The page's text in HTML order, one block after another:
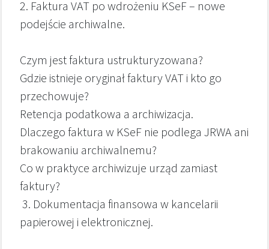
2. Faktura VAT po wdrożeniu KSeF – nowe
podejście archiwalne.
Czym jest faktura ustrukturyzowana?
Gdzie istnieje oryginał faktury VAT i kto go
przechowuje?
Retencja podatkowa a archiwizacja.
Dlaczego faktura w KSeF nie podlega JRWA ani
brakowaniu archiwalnemu?
Co w praktyce archiwizuje urząd zamiast
faktury?
3. Dokumentacja finansowa w kancelarii
papierowej i elektronicznej.